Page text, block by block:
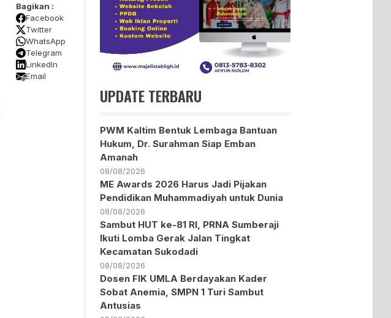
Bagikan :
Facebook
Twitter
WhatsApp
Telegram
LinkedIn
Email
UPDATE TERBARU
PWM Kaltim Bentuk Lembaga Bantuan
Hukum, Dr. Surahman Siap Emban
Amanah
08/08/2026
ME Awards 2026 Harus Jadi Pijakan
Pendidikan Muhammadiyah untuk Dunia
08/08/2026
Sambut HUT ke-81 RI, PRNA Sumberaji
Ikuti Lomba Gerak Jalan Tingkat
Kecamatan Sukodadi
08/08/2026
Dosen FIK UMLA Berdayakan Kader
Sobat Anemia, SMPN 1 Turi Sambut
Antusias